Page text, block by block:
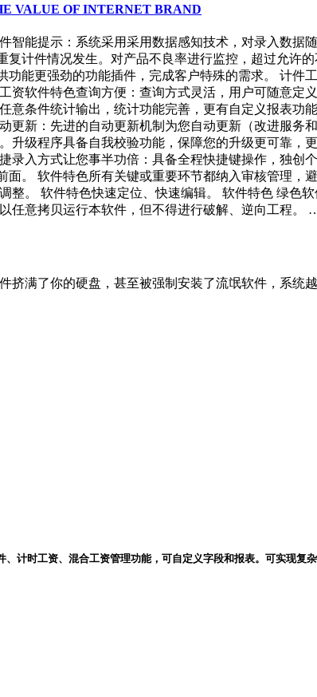
VALUE OF INTERNET BRAND
能提示：系统采用采用数据感知技术，对录入数据
计件情况发生。对产品不良率进行监控，超过允许
能更强劲的功能插件，完成客户特殊的需求。 计件
软件特色查询方便：查询方式灵活，用户可随意定
条件统计输出，统计功能完善，更有自定义报表功
新：先进的自动更新机制为您自动更新（改进服务
级程序具备自我校验功能，保障您的升级更可靠，
入方式让您事半功倍：具备全程快捷键操作，独创
。 软件特色所有关键或重要环节都纳入审核管理，
。 软件特色快速定位、快速编辑。 软件特色 绿色
任意拷贝运行本软件，但不得进行破解、逆向工程
满了你的硬盘，甚至被强制安装了流氓软件，系统
计时工资、混合工资管理功能，可自定义字段和报表。可实现复